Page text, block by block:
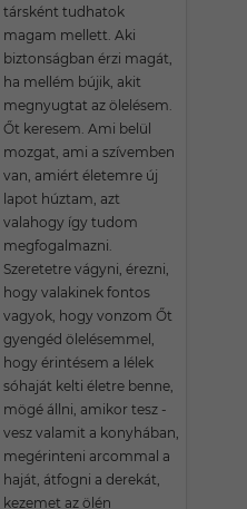
társként tudhatok
magam mellett. Aki
biztonságban érzi magát,
ha mellém bújik, akit
megnyugtat az ölelésem.
Őt keresem. Ami belül
mozgat, ami a szívemben
van, amiért életemre új
lapot húztam, azt
valahogy így tudom
megfogalmazni.
Szeretetre vágyni, érezni,
hogy valakinek fontos
vagyok, hogy vonzom Őt
gyengéd ölelésemmel,
hogy érintésem a lélek
sóhaját kelti életre benne,
mögé állni, amikor tesz -
vesz valamit a konyhában,
megérinteni arcommal a
haját, átfogni a derekát,
kezemet az ölén